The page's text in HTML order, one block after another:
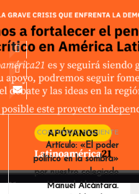
Twitter
Pinterest
Email
CONTENIDO SIGUIENTE
Artículo: «El poder
político en la sombra»
por nuestro colegiado
Manuel Alcántara.